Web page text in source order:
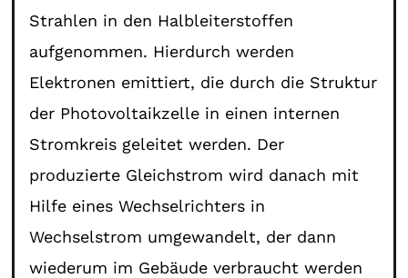
Strahlen in den Halbleiterstoffen
aufgenommen. Hierdurch werden
Elektronen emittiert, die durch die Struktur
der Photovoltaikzelle in einen internen
Stromkreis geleitet werden. Der
produzierte Gleichstrom wird danach mit
Hilfe eines Wechselrichters in
Wechselstrom umgewandelt, der dann
wiederum im Gebäude verbraucht werden